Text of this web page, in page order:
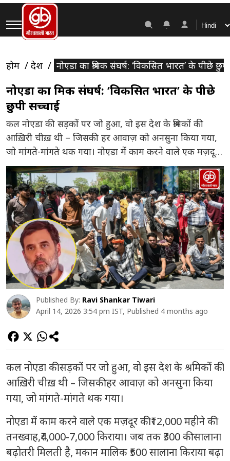
होम देश नोएडा का श्रमिक संघर्ष: ‘विकसित भारत’ के पीछे
नोएडा का श्रमिक संघर्ष: ‘विकसित भारत’ के पीछे
छुपी सच्चाई
कल नोएडा की सड़कों पर जो हुआ, वो इस देश के श्रमिकों की
आख़िरी चीख़ थी – जिसकी हर आवाज़ को अनसुना किया गया,
जो मांगते-मांगते थक गया। नोएडा में काम करने वाले एक मज़दूर
की ₹12,000 महीने की तनख्वाह,₹4,000-7,000 किराया। जब
तक ₹300 की सालाना बढ़ोतरी मिलती है, मकान मालिक ₹500
सालाना किराया बढ़ा […]
Published By: Ravi Shankar Tiwari
April 14, 2026 3:54 pm IST, Published 4 months ago
कल नोएडा की सड़कों पर जो हुआ, वो इस देश के श्रमिकों की
आख़िरी चीख़ थी – जिसकी हर आवाज़ को अनसुना किया
गया, जो मांगते-मांगते थक गया।
नोएडा में काम करने वाले एक मज़दूर की ₹12,000 महीने की
तनख्वाह,₹4,000-7,000 किराया। जब तक ₹300 की सालाना
बढ़ोतरी मिलती है, मकान मालिक ₹500 सालाना किराया बढ़ा